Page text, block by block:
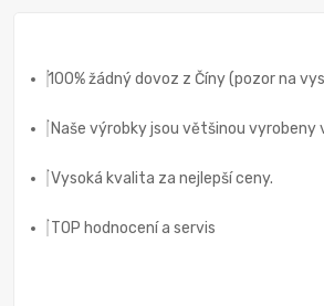
100% žádný dovoz z Číny (pozor na
Naše výrobky jsou většinou vyrobeny
Vysoká kvalita za nejlepší ceny.
TOP hodnocení a servis